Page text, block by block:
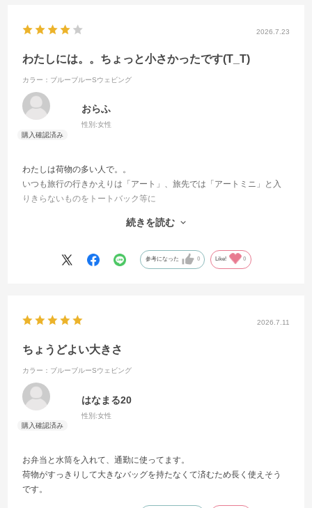
2026.7.23
わたしには。。ちょっと小さかったです(T_T)
カラー：ブルーブルーSウェビング
おらふ
性別:女性
わたしは荷物の多い人で。。
いつも旅行の行きかえりは「アート」、旅先では「アートミニ」と入
りきらないものをトートバック等に
なのでこのタイプは初めて購入しましたがやはり少し小さかったで
でもアートよりすっきりしたシルエットなので、食事に行くときとか
続きを読む
参考になった 0 Like! 0
2026.7.11
ちょうどよい大きさ
カラー：ブルーブルーSウェビング
はなまる20
性別:女性
お弁当と水筒を入れて、通勤に使ってます。
荷物がすっきりして大きなバッグを持たなくて済むため長く使えそう
です。